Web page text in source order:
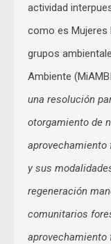
actividad
como es Mujeres
grupos
Ambiente
una resolución
otorgamiento de
y sus
regeneración
comunitarios
aprovechamiento